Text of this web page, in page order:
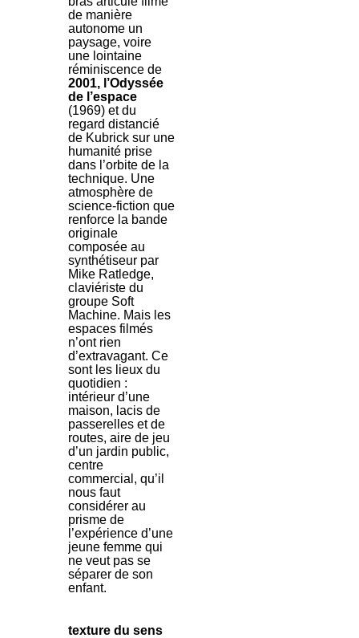
de manière
autonome un
paysage, voire
une lointaine
réminiscence de
2001, l’Odyssée
de l’espace
(1969) et du
regard distancié
de Kubrick sur une
humanité prise
dans l’orbite de la
technique. Une
atmosphère de
science-fiction que
renforce la bande
originale
composée au
synthétiseur par
Mike Ratledge,
claviériste du
groupe Soft
Machine. Mais les
espaces filmés
n’ont rien
d’extravagant. Ce
sont les lieux du
quotidien :
intérieur d’une
maison, lacis de
passerelles et de
routes, aire de jeu
d’un jardin public,
centre
commercial, qu’il
nous faut
considérer au
prisme de
l’expérience d’une
jeune femme qui
ne veut pas se
séparer de son
enfant.
texture du sens